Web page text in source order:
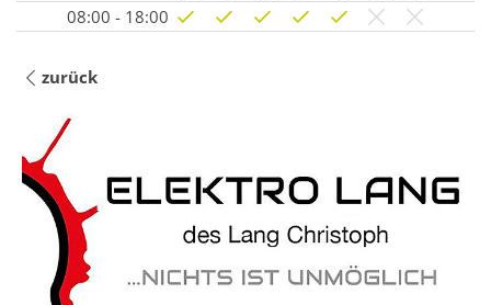
08:00 - 18:00
zurück